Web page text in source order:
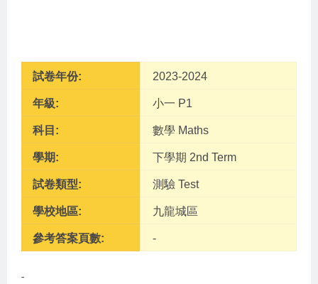
試卷年份: 2023-2024
年級: 小一 P1
科目: 數學 Maths
學期: 下學期 2nd Term
試卷類型: 測驗 Test
學校地區: 九龍城區
參考答案頁數: -
-